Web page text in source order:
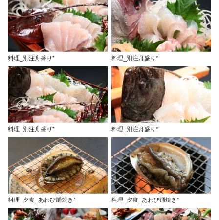
料理_別注舟盛り* 料理_別注舟盛り*
料理_別注舟盛り* 料理_別注舟盛り*
料理_夕食_あわび踊焼き* 料理_夕食_あわび踊焼き*